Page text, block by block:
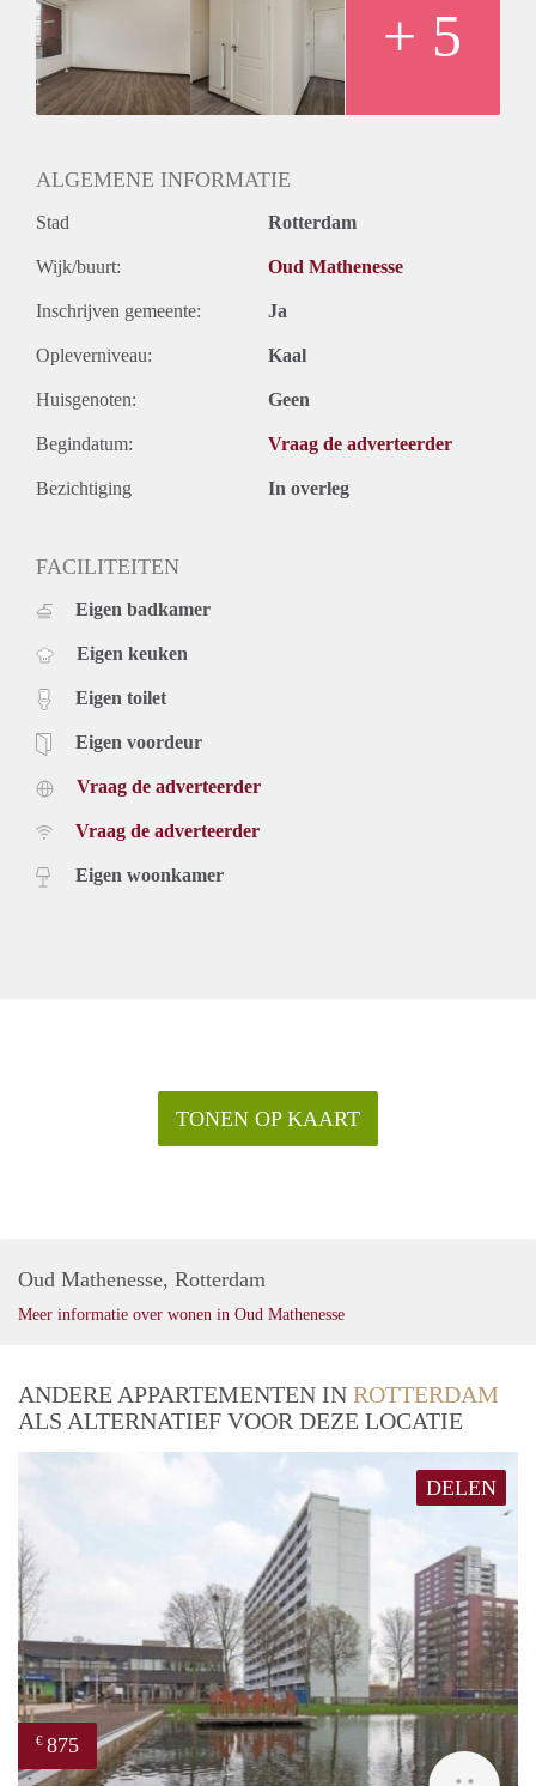
+ 5
ALGEMENE INFORMATIE
Stad Rotterdam
Wijk/buurt: Oud Mathenesse
Inschrijven gemeente: Ja
Opleverniveau: Kaal
Huisgenoten: Geen
Begindatum: Vraag de adverteerder
Bezichtiging In overleg
FACILITEITEN
Eigen badkamer
Eigen keuken
Eigen toilet
Eigen voordeur
Vraag de adverteerder
Vraag de adverteerder
Eigen woonkamer
TONEN OP KAART
Oud Mathenesse, Rotterdam
Meer informatie over wonen in Oud Mathenesse
ANDERE APPARTEMENTEN IN ROTTERDAM
ALS ALTERNATIEF VOOR DEZE LOCATIE
DELEN
€ 875